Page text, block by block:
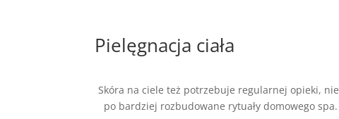
Pielęgnacja ciała
Skóra na ciele też potrzebuje regularnej opieki,
po bardziej rozbudowane rytuały domowego